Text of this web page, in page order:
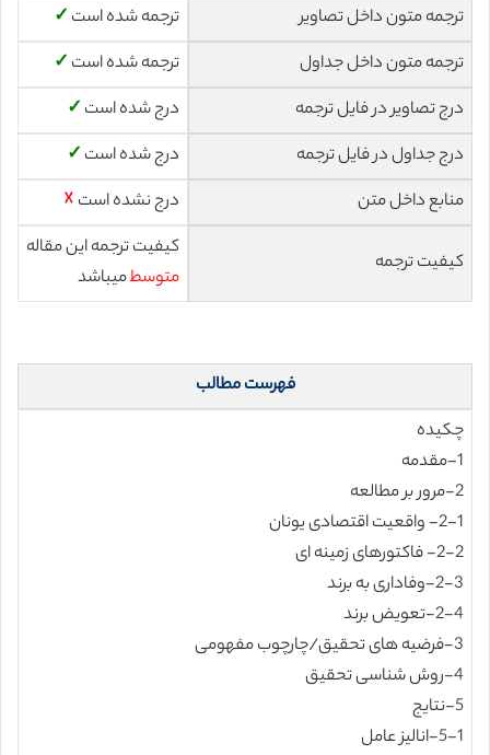
ترجمه متون داخل تصاویر
ترجمه شده است ✓
ترجمه متون داخل جداول
ترجمه شده است ✓
درج تصاویر در فایل ترجمه
درج شده است ✓
درج جداول در فایل ترجمه
درج شده است ✓
منابع داخل متن
درج نشده است ☓
کیفیت ترجمه
کیفیت ترجمه این مقاله
متوسطمیباشد
فهرست مطالب
چکیده
1-مقدمه
2-مرور بر مطالعه
2-1- واقعیت اقتصادی یونان
2-2- فاکتورهای زمینه ای
2-3-وفاداری به برند
2-4-تعویض برند
3-فرضیه های تحقیق/چارچوب مفهومی
4-روش شناسی تحقیق
5-نتایج
5-1-انالیز عامل